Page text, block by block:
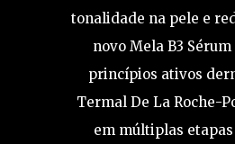
tonalidade na pele e
novo Mela B3
princípios ativos
Termal De La Roche-
em múltiplas